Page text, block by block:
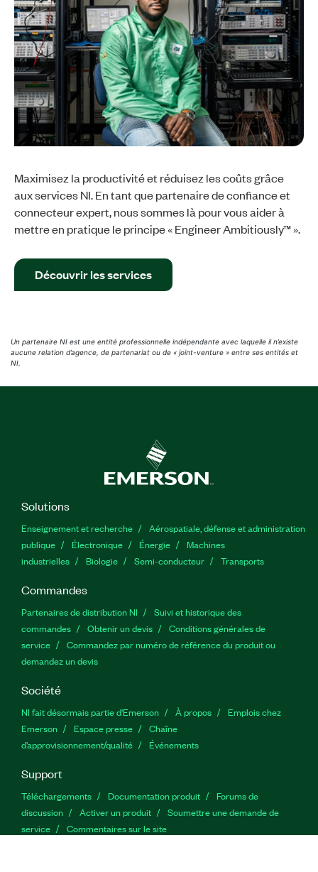
Maximisez la productivité et réduisez les coûts grâce
aux services NI. En tant que partenaire de confiance et
connecteur expert, nous sommes là pour vous aider à
mettre en pratique le principe « Engineer Ambitiously™ ».
Découvrir les services
Un partenaire NI est une entité professionnelle indépendante avec laquelle il n’existe
aucune relation d’agence, de partenariat ou de « joint-venture » entre ses entités et
NI.
Solutions
Enseignement et recherche
Aérospatiale, défense et administration
publique
Électronique Énergie​
Machines
industrielles
Biologie Semi-conducteur Transports
Commandes
Partenaires de distribution NI
Suivi et historique des
commandes
Obtenir un devis
Conditions générales de
service
Commandez par numéro de référence du produit ou
demandez un devis
Société
NI fait désormais partie d'Emerson À propos
Emplois chez
Emerson
Espace presse
Chaîne
d’approvisionnement/qualité
Événements
Support
Téléchargements Documentation produit
Forums de
discussion
Activer un produit
Soumettre une demande de
service
Commentaires sur le site